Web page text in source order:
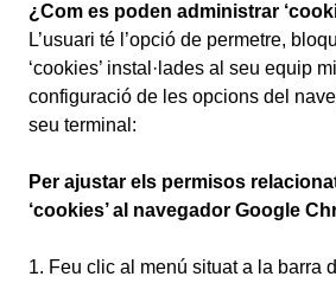
¿Com es poden administrar
L’usuari té l’opció de permetre,
‘cookies’ instal·lades al seu equip
configuració de les opcions del
seu terminal:
Per ajustar els permisos
‘cookies’ al navegador Google
Feu clic al menú situat a la barra